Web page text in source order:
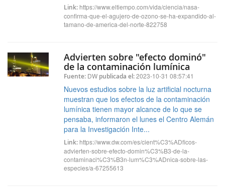
Link: https://www.eltiempo.com/vida/ciencia/nasa-
confirma-que-el-agujero-de-ozono-se-ha-expandido-al-
tamano-de-america-del-norte-822758
Advierten sobre "efecto dominó"
de la contaminación lumínica
Fuente: DW publicada el:2023-10-31 08:57:41
Nuevos estudios sobre la luz artificial nocturna
muestran que los efectos de la contaminación
lumínica tienen mayor alcance de lo que se
pensaba, informaron el lunes el Centro Alemán
para la Investigación Inte...
Link: https://www.dw.com/es/cient%C3%ADficos-
advierten-sobre-efecto-domin%C3%B3-de-la-
contaminaci%C3%B3n-lum%C3%ADnica-sobre-las-
especies/a-67255613